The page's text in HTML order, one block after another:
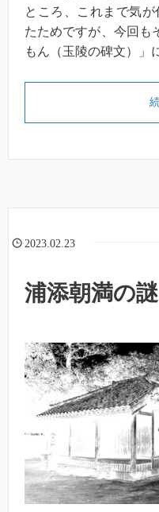
ところ、これまで気
たためですが、今回も
もん（玉陵の碑文）」
2023.02.23
浦添朝満の謎